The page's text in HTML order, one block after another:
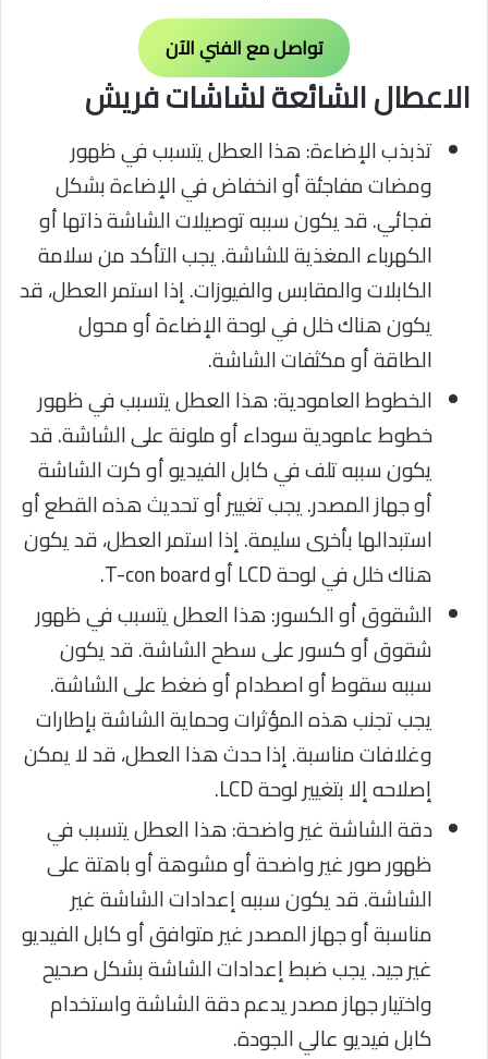
تواصل مع الفني الآن
الاعطال الشائعة لشاشات فريش
تذبذب الإضاءة: هذا العطل يتسبب في ظهور
ومضات مفاجئة أو انخفاض في الإضاءة بشكل
فجائي. قد يكون سببه توصيلات الشاشة ذاتها أو
الكهرباء المغذية للشاشة. يجب التأكد من سلامة
الكابلات والمقابس والفيوزات. إذا استمر العطل، قد
يكون هناك خلل في لوحة الإضاءة أو محول
الطاقة أو مكثفات الشاشة.
الخطوط العامودية: هذا العطل يتسبب في ظهور
خطوط عامودية سوداء أو ملونة على الشاشة. قد
يكون سببه تلف في كابل الفيديو أو كرت الشاشة
أو جهاز المصدر. يجب تغيير أو تحديث هذه القطع أو
استبدالها بأخرى سليمة. إذا استمر العطل، قد يكون
هناك خلل في لوحة LCD أو T-con board.
الشقوق أو الكسور: هذا العطل يتسبب في ظهور
شقوق أو كسور على سطح الشاشة. قد يكون
سببه سقوط أو اصطدام أو ضغط على الشاشة.
يجب تجنب هذه المؤثرات وحماية الشاشة بإطارات
وغلافات مناسبة. إذا حدث هذا العطل، قد لا يمكن
إصلاحه إلا بتغيير لوحة LCD.
دقة الشاشة غير واضحة: هذا العطل يتسبب في
ظهور صور غير واضحة أو مشوهة أو باهتة على
الشاشة. قد يكون سببه إعدادات الشاشة غير
مناسبة أو جهاز المصدر غير متوافق أو كابل الفيديو
غير جيد. يجب ضبط إعدادات الشاشة بشكل صحيح
واختيار جهاز مصدر يدعم دقة الشاشة واستخدام
كابل فيديو عالي الجودة.